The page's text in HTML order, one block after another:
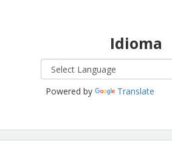
Idioma
Powered by Translate